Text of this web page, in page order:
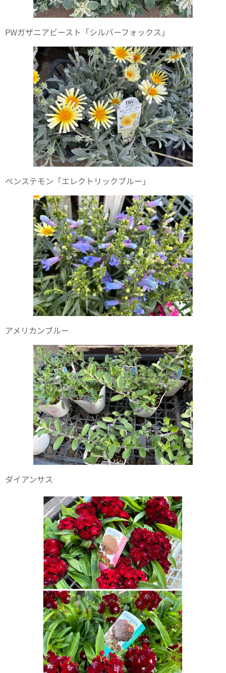
PWガザニアビースト「シルバーフォックス」
ペンステモン「エレクトリックブルー」
アメリカンブルー
ダイアンサス